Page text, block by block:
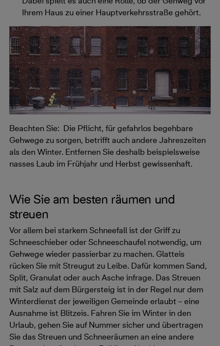
Ihrem Haus zu einer Hauptverkehrsstraße gehört.
Beachten Sie: Die Pflicht, für gefahrlos begehbare
Gehwege zu sorgen, betrifft auch andere Jahreszeiten
als den Winter. Entfernen Sie deshalb beispielsweise
nasses Laub im Frühjahr und Herbst gewissenhaft.
Wie Sie am besten räumen und
streuen
Vor allem bei starkem Schneefall ist der Griff zu
Schneeschieber oder Schneeschaufel notwendig, um
Gehwege wieder passierbar zu machen. Glatteis
rücken Sie mit Streugut zu Leibe. Dafür kommen Sand,
Split, Granulat oder auch Asche infrage. Das Streuen
mit Salz auf dem Bürgersteig ist in der Regel nur dem
Winterdienst der jeweiligen Gemeinde erlaubt – eine
Ausnahme ist Blitzeis. Fahren Sie im Winter in den
Urlaub, gehen Sie auf Nummer sicher und übertragen
Sie das Streuen und Schneeräumen an eine andere